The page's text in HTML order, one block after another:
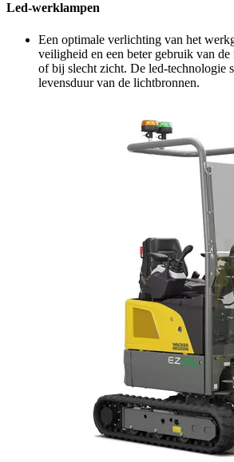
Led-werklampen
Een optimale verlichting van het
veiligheid en een beter gebruik van de
of bij slecht zicht. De led-technologie
levensduur van de lichtbronnen.